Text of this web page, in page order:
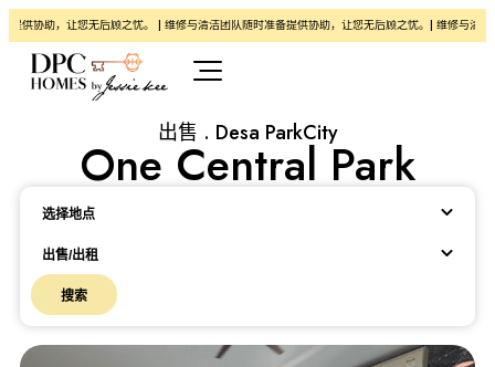
协助，让您无后顾之忧。 | 维修与清洁团队随时准备提供协助，让您无后顾之忧。| 维修与清洁团
出售 . Desa ParkCity
One Central Park
Location
选择地点
出售/出租
搜索